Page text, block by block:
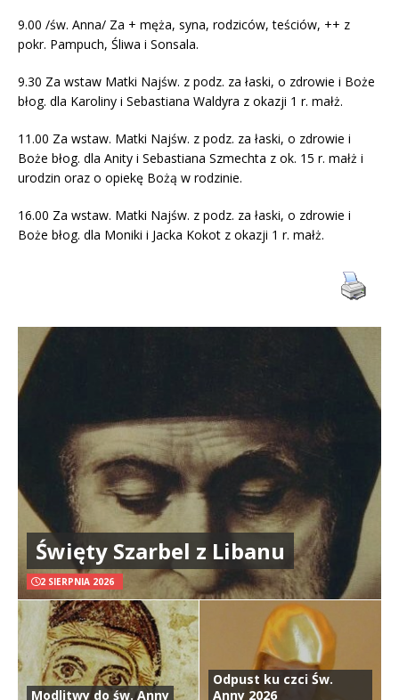
9.00 /św. Anna/ Za + męża, syna, rodziców, teściów, ++ z
pokr. Pampuch, Śliwa i Sonsala.
9.30 Za wstaw Matki Najśw. z podz. za łaski, o zdrowie i Boże
błog. dla Karoliny i Sebastiana Waldyra z okazji 1 r. małż.
11.00 Za wstaw. Matki Najśw. z podz. za łaski, o zdrowie i
Boże błog. dla Anity i Sebastiana Szmechta z ok. 15 r. małż i
urodzin oraz o opiekę Bożą w rodzinie.
16.00 Za wstaw. Matki Najśw. z podz. za łaski, o zdrowie i
Boże błog. dla Moniki i Jacka Kokot z okazji 1 r. małż.
Święty Szarbel z Libanu
2 SIERPNIA 2026
Modlitwy do św. Anny
Odpust ku czci Św.
Anny 2026